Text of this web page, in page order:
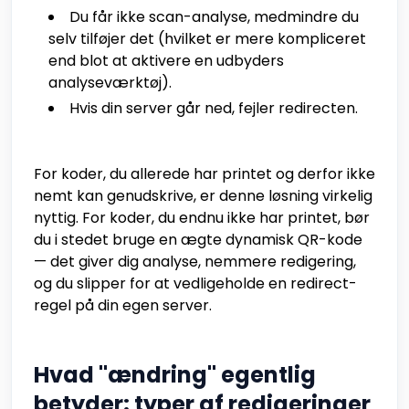
Du får ikke scan-analyse, medmindre du
selv tilføjer det (hvilket er mere kompliceret
end blot at aktivere en udbyders
analyseværktøj).
Hvis din server går ned, fejler redirecten.
For koder, du allerede har printet og derfor ikke
nemt kan genudskrive, er denne løsning virkelig
nyttig. For koder, du endnu ikke har printet, bør
du i stedet bruge en ægte dynamisk QR-kode
— det giver dig analyse, nemmere redigering,
og du slipper for at vedligeholde en redirect-
regel på din egen server.
Hvad "ændring" egentlig